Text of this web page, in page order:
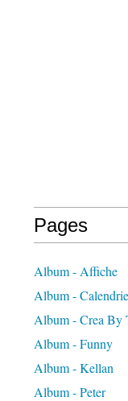
Pages
Album - Affiche
Album -
Album - Crea By
Album - Funny
Album - Kellan
Album - Peter